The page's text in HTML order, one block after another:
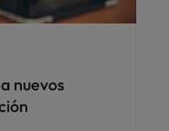
nuevos